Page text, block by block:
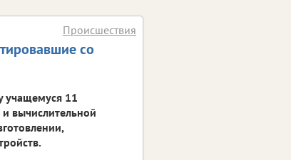
со
Происшествия
учащемуся 11
вычислительной